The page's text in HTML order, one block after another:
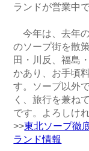
ランドが営業中で
今年は、去年
のソープ街を散
田・川反、福島
かあり、お手頃
す。ソープ以外
く、旅行を兼ね
です。よろしけ
>>東北ソープ徹
ランド情報